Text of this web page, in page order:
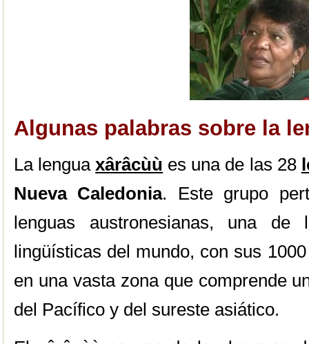
Algunas palabras sobre la
La lenguaxârâcùù es una de las 28
Nueva Caledonia. Este grupo
lenguas austronesianas, una
lingüísticas del mundo, con sus
en una vasta zona que comprende
del Pacífico y del sureste asiático.